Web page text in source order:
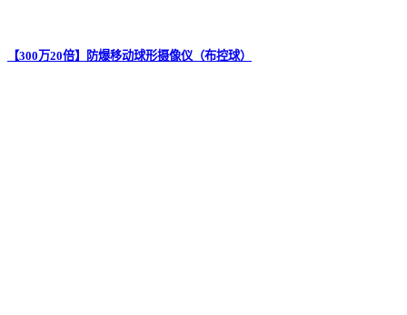
【300万20倍】防爆移动球形摄像仪（布控球）